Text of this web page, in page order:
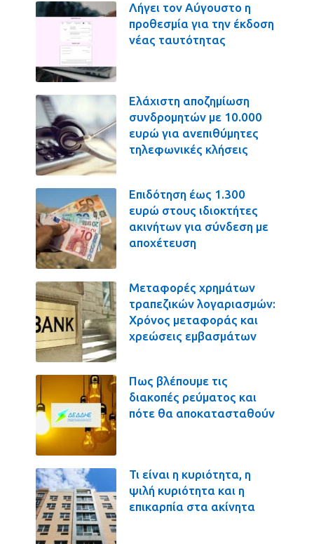
Λήγει τον Αύγουστο η
προθεσμία για την έκδοση
νέας ταυτότητας
Ελάχιστη αποζημίωση
συνδρομητών με 10.000
ευρώ για ανεπιθύμητες
τηλεφωνικές κλήσεις
Επιδότηση έως 1.300
ευρώ στους ιδιοκτήτες
ακινήτων για σύνδεση με
αποχέτευση
Μεταφορές χρημάτων
τραπεζικών λογαριασμών:
Χρόνος μεταφοράς και
χρεώσεις εμβασμάτων
Πως βλέπουμε τις
διακοπές ρεύματος και
πότε θα αποκατασταθούν
Τι είναι η κυριότητα, η
ψιλή κυριότητα και η
επικαρπία στα ακίνητα